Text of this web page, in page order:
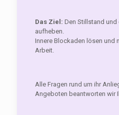
Das Ziel: Den Stillstand und
aufheben.
Innere Blockaden lösen und
Arbeit.
Alle Fragen rund um ihr
Angeboten beantworten wir